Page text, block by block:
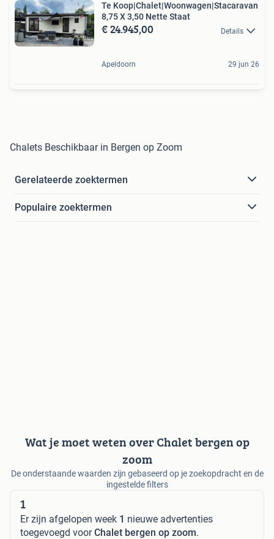
Te Koop|Chalet|Woonwagen|Stacaravan
8,75 X 3,50 Nette Staat
€ 24.945,00 Details
Apeldoorn 29 jun 26
Chalets Beschikbaar in Bergen op Zoom
Gerelateerde zoektermen
Populaire zoektermen
Wat je moet weten over Chalet bergen op
zoom
De onderstaande waarden zijn gebaseerd op je zoekopdracht en de
ingestelde filters
1
Er zijn afgelopen week 1 nieuwe advertenties
toegevoegd voorChalet bergen op zoom.